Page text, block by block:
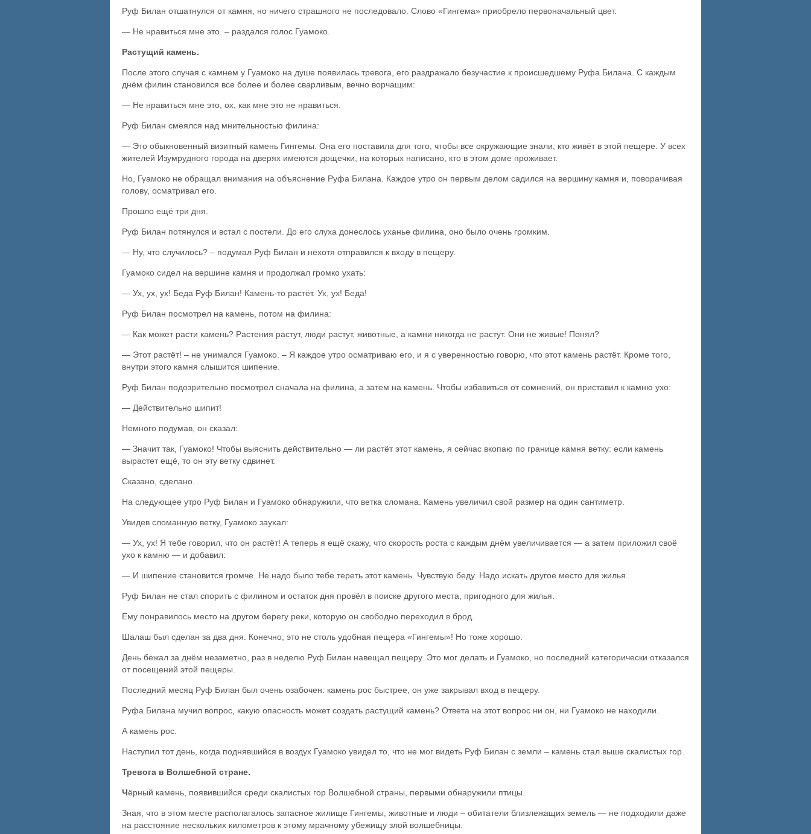
Руф Билан отшатнулся от камня, но ничего страшного не последовало. Слово «Гингема» приобрело первоначальный цвет.
— Не нравиться мне это. – раздался голос Гуамоко.
Растущий камень.
После этого случая с камнем у Гуамоко на душе появилась тревога, его раздражало безучастие к происшедшему Руфа Билана. С каждым
днём филин становился все более и более сварливым, вечно ворчащим:
— Не нравиться мне это, ох, как мне это не нравиться.
Руф Билан смеялся над мнительностью филина:
— Это обыкновенный визитный камень Гингемы. Она его поставила для того, чтобы все окружающие знали, кто живёт в этой пещере. У всех
жителей Изумрудного города на дверях имеются дощечки, на которых написано, кто в этом доме проживает.
Но, Гуамоко не обращал внимания на объяснение Руфа Билана. Каждое утро он первым делом садился на вершину камня и, поворачивая
голову, осматривал его.
Прошло ещё три дня.
Руф Билан потянулся и встал с постели. До его слуха донеслось уханье филина, оно было очень громким.
— Ну, что случилось? – подумал Руф Билан и нехотя отправился к входу в пещеру.
Гуамоко сидел на вершине камня и продолжал громко ухать:
— Ух, ух, ух! Беда Руф Билан! Камень-то растёт. Ух, ух! Беда!
Руф Билан посмотрел на камень, потом на филина:
— Как может расти камень? Растения растут, люди растут, животные, а камни никогда не растут. Они не живые! Понял?
— Этот растёт! – не унимался Гуамоко. – Я каждое утро осматриваю его, и я с уверенностью говорю, что этот камень растёт. Кроме того,
внутри этого камня слышится шипение.
Руф Билан подозрительно посмотрел сначала на филина, а затем на камень. Чтобы избавиться от сомнений, он приставил к камню ухо:
— Действительно шипит!
Немного подумав, он сказал:
— Значит так, Гуамоко! Чтобы выяснить действительно — ли растёт этот камень, я сейчас вкопаю по границе камня ветку: если камень
вырастет ещё, то он эту ветку сдвинет.
Сказано, сделано.
На следующее утро Руф Билан и Гуамоко обнаружили, что ветка сломана. Камень увеличил свой размер на один сантиметр.
Увидев сломанную ветку, Гуамоко заухал:
— Ух, ух! Я тебе говорил, что он растёт! А теперь я ещё скажу, что скорость роста с каждым днём увеличивается — а затем приложил своё
ухо к камню — и добавил:
— И шипение становится громче. Не надо было тебе тереть этот камень. Чувствую беду. Надо искать другое место для жилья.
Руф Билан не стал спорить с филином и остаток дня провёл в поиске другого места, пригодного для жилья.
Ему понравилось место на другом берегу реки, которую он свободно переходил в брод.
Шалаш был сделан за два дня. Конечно, это не столь удобная пещера «Гингемы»! Но тоже хорошо.
День бежал за днём незаметно, раз в неделю Руф Билан навещал пещеру. Это мог делать и Гуамоко, но последний категорически отказался
от посещений этой пещеры.
Последний месяц Руф Билан был очень озабочен: камень рос быстрее, он уже закрывал вход в пещеру.
Руфа Билана мучил вопрос, какую опасность может создать растущий камень? Ответа на этот вопрос ни он, ни Гуамоко не находили.
А камень рос.
Наступил тот день, когда поднявшийся в воздух Гуамоко увидел то, что не мог видеть Руф Билан с земли – камень стал выше скалистых гор.
Тревога в Волшебной стране.
Чёрный камень, появившийся среди скалистых гор Волшебной страны, первыми обнаружили птицы.
Зная, что в этом месте располагалось запасное жилище Гингемы, животные и люди – обитатели близлежащих земель — не подходили даже
на расстояние нескольких километров к этому мрачному убежищу злой волшебницы.